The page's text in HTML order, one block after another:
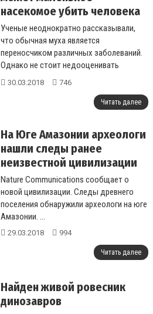
насекомое убить человека
Ученые неоднократно рассказывали,
что обычная муха является
переносчиком различных заболеваний.
Однако не стоит недооценивать
опасность крох, которые способны
30.03.2018 746
Читать далее
На Юге Амазонии археологи
нашли следы ранее
неизвестной цивилизации
Nature Communications сообщает о
новой цивилизации. Следы древнего
поселения обнаружили археологи на юге
Амазонии. ...
29.03.2018 994
Читать далее
Найден живой ровесник
динозавров